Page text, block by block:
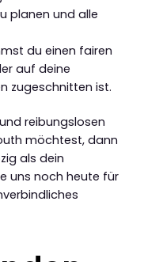
planen und alle
du einen fairen
auf deine
zugeschnitten ist.
reibungslosen
möchtest, dann
als dein
uns noch heute für